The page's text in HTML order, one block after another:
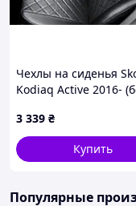
Чехлы на сиденья
Kodiaq Active 2016-
/черные Seintex
кодиак)
3 339 ₴
Купить
Популярные